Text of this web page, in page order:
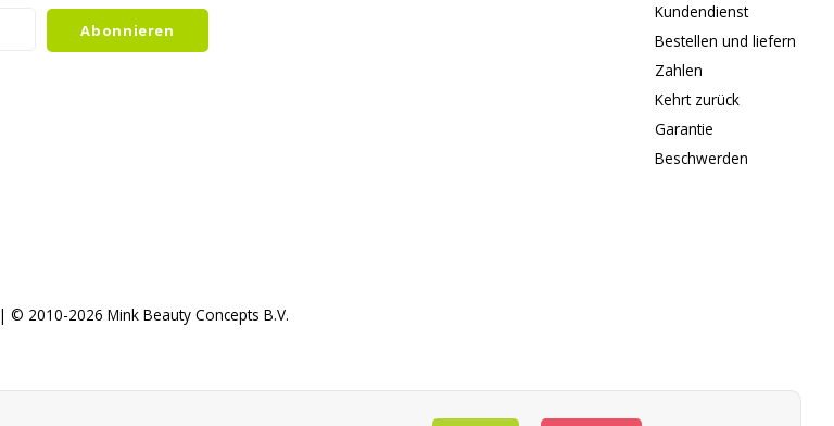
Abonnieren
Kundendienst
Bestellen und liefern
Zahlen
Kehrt zurück
Garantie
Beschwerden
| © 2010-2026 Mink Beauty Concepts B.V.